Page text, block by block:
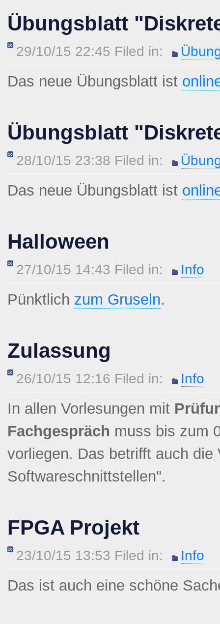
Übungsblatt
29/10/15 22:45 Filed in:
Das neue Übungsblatt ist
Übungsblatt
28/10/15 23:38 Filed in:
Das neue Übungsblatt ist
Halloween
27/10/15 14:43 Filed in: Info
Pünktlich zum Gruseln.
Zulassung
26/10/15 12:16 Filed in: Info
In allen Vorlesungen mit
Fachgespräch muss bis zum
vorliegen. Das betrifft auch die
Softwareschnittstellen".
FPGA Projekt
23/10/15 13:53 Filed in: Info
Das ist auch eine schöne